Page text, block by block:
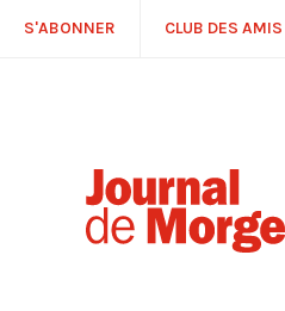
S'ABONNER CLUB DES AMIS